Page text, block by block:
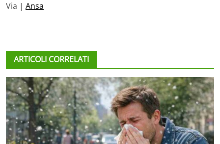
Via | Ansa
ARTICOLI CORRELATI